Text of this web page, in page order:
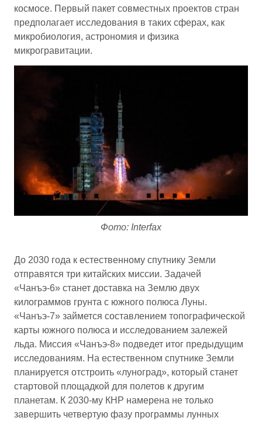
космосе. Первый пакет совместных проектов стран
предполагает исследования в таких сферах, как
микробиология, астрономия и физика
микрогравитации.
Фото: Interfax
До 2030 года к естественному спутнику Земли
отправятся три китайских миссии. Задачей
«Чанъэ-6» станет доставка на Землю двух
килограммов грунта с южного полюса Луны.
«Чанъэ-7» займется составлением топографической
карты южного полюса и исследованием залежей
льда. Миссия «Чанъэ-8» подведет итог предыдущим
исследованиям. На естественном спутнике Земли
планируется отстроить «луноград», который станет
стартовой площадкой для полетов к другим
планетам. К 2030-му КНР намерена не только
завершить четвертую фазу программы лунных